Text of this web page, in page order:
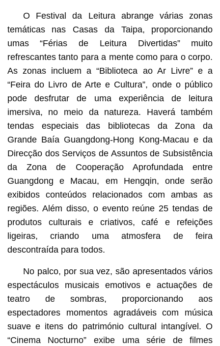
O Festival da Leitura abrange várias zonas
temáticas nas Casas da Taipa, proporcionando
umas “Férias de Leitura Divertidas” muito
refrescantes tanto para a mente como para o corpo.
As zonas incluem a “Biblioteca ao Ar Livre” e a
“Feira do Livro de Arte e Cultura”, onde o público
pode desfrutar de uma experiência de leitura
imersiva, no meio da natureza. Haverá também
tendas especiais das bibliotecas da Zona da
Grande Baía Guangdong-Hong Kong-Macau e da
Direcção dos Serviços de Assuntos de Subsistência
da Zona de Cooperação Aprofundada entre
Guangdong e Macau, em Hengqin, onde serão
exibidos conteúdos relacionados com ambas as
regiões. Além disso, o evento reúne 25 tendas de
produtos culturais e criativos, café e refeições
ligeiras, criando uma atmosfera de feira
descontraída para todos.
No palco, por sua vez, são apresentados vários
espectáculos musicais emotivos e actuações de
teatro de sombras, proporcionando aos
espectadores momentos agradáveis com música
suave e itens do património cultural intangível. O
“Cinema Nocturno” exibe uma série de filmes